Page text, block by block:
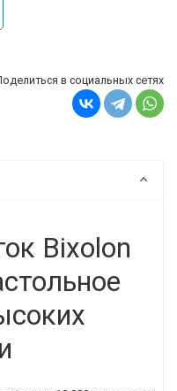
в социальных сетях
Bixolon